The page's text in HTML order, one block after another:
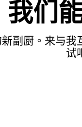
我们
副厨。来与我
试